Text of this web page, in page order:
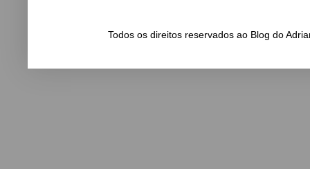
Todos os direitos reservados ao Blog do